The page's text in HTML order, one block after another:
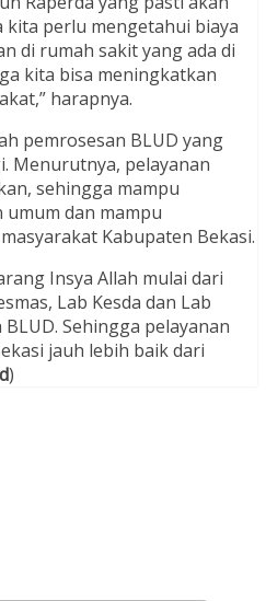
kita perlu mengetahui biaya
di rumah sakit yang ada di
kita bisa meningkatkan
harapnya.
pemrosesan BLUD yang
Menurutnya, pelayanan
sehingga mampu
dan mampu
Kabupaten Bekasi.
Insya Allah mulai dari
Lab Kesda dan Lab
Sehingga pelayanan
jauh lebih baik dari
)